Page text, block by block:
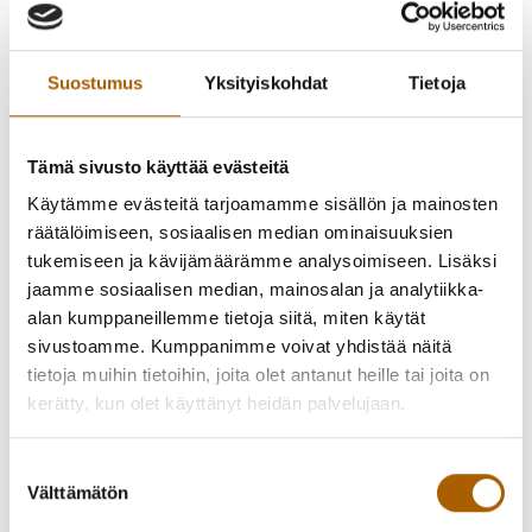
Suostumus Yksityiskohdat Tietoja
Tämä sivusto käyttää evästeitä
Käytämme evästeitä tarjoamamme sisällön ja mainosten
räätälöimiseen, sosiaalisen median ominaisuuksien
tukemiseen ja kävijämäärämme analysoimiseen. Lisäksi
jaamme sosiaalisen median, mainosalan ja analytiikka-
alan kumppaneillemme tietoja siitä, miten käytät
sivustoamme. Kumppanimme voivat yhdistää näitä
tietoja muihin tietoihin, joita olet antanut heille tai joita on
kerätty, kun olet käyttänyt heidän palvelujaan.
valinta
Välttämätön
Tyrnävän kunta julkaisi tiedotteen koronatartunnoista
viikolla on todettu uusia tartuntoja, jotka on saatu
jäljitettyä hyvin. Muistutamme yleisistä koronaviruksen
niiden noudattamisen tärkeydestä.
Lisätietoa:Tiedote koronatartunnoista Tyrnävällä
heinäkuussa
Ajankohtainen tieto koronatilanteesta ja kaikki asiaan
liittyvät tiedotteet Tyrnävän kunnan verkkosivuilla
linkistä.